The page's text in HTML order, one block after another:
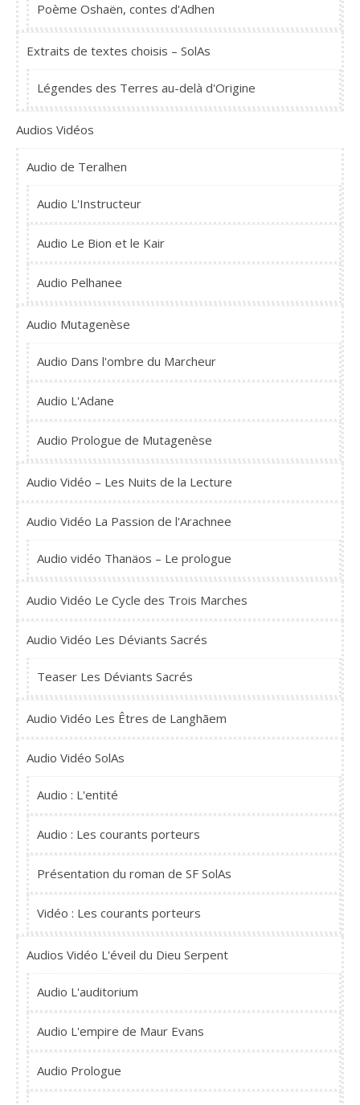
Poème Oshaën, contes d'Adhen
Extraits de textes choisis – SolAs
Légendes des Terres au-delà d'Origine
Audios Vidéos
Audio de Teralhen
Audio L'Instructeur
Audio Le Bion et le Kair
Audio Pelhanee
Audio Mutagenèse
Audio Dans l'ombre du Marcheur
Audio L'Adane
Audio Prologue de Mutagenèse
Audio Vidéo – Les Nuits de la Lecture
Audio Vidéo La Passion de l'Arachnee
Audio vidéo Thanäos – Le prologue
Audio Vidéo Le Cycle des Trois Marches
Audio Vidéo Les Déviants Sacrés
Teaser Les Déviants Sacrés
Audio Vidéo Les Êtres de Langhãem
Audio Vidéo SolAs
Audio : L'entité
Audio : Les courants porteurs
Présentation du roman de SF SolAs
Vidéo : Les courants porteurs
Audios Vidéo L'éveil du Dieu Serpent
Audio L'auditorium
Audio L'empire de Maur Evans
Audio Prologue